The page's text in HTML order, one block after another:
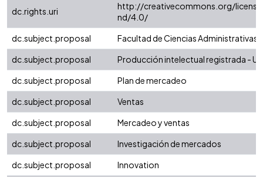
dc.rights.uri
http://creativecommons.org/
nd/4.0/
dc.subject.proposal
Facultad de Ciencias Administrativas
dc.subject.proposal
Producción intelectual registrada -
dc.subject.proposal
Plan de mercadeo
dc.subject.proposal
Ventas
dc.subject.proposal
Mercadeo y ventas
dc.subject.proposal
Investigación de mercados
dc.subject.proposal
Innovation